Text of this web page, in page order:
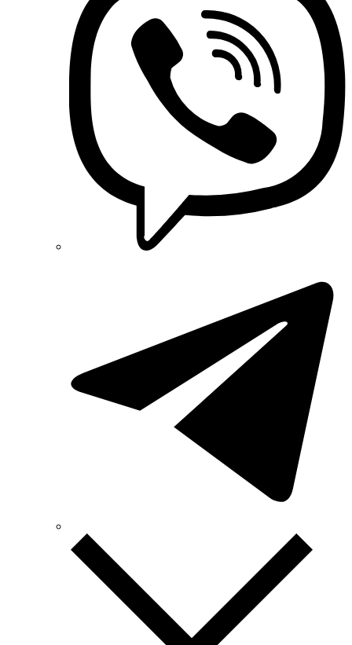
Onka (Турция)
OZKA (Украина)
Phoenix Contact (Германия)
Plank Electrotechnic (Украина)
PYLONTECH (Китай)
Radpol (Польша)
Raut (Украина)
Reliance (Украина)
REM POWER (Словения)
Schneider-Electric (Франция)
Siemens (Германия)
Technoelectric (Италия)
Technosystems (Украина)
TEKPAN (Турция)
Vargo (Украина)
Vector VS
Vimar (Италия)
Volter (Украина)
Volterm (Украина)